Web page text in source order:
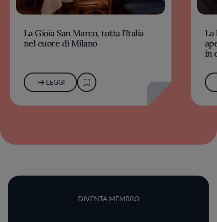
La Gioia San Marco, tutta l’Italia
nel cuore di Milano
LEGGI
La
in
DIVENTA MEMBRO